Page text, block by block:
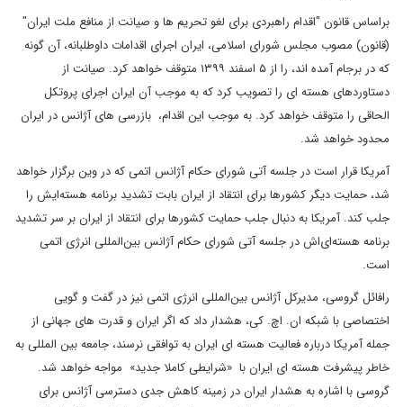
براساس قانون "اقدام راهبردی برای لغو تحریم ها و صیانت از منافع ملت ایران"
(قانون) مصوب مجلس شورای اسلامی، ایران اجرای اقدامات داوطلبانه، آن گونه
که در برجام آمده اند، را از ۵ اسفند ۱۳۹۹ متوقف خواهد کرد. صیانت از
دستاوردهای هسته ای را تصویب کرد که به موجب آن ایران اجرای پروتکل
الحاقی را متوقف خواهد کرد. به موجب این اقدام، بازرسی های آژانس در ایران
محدود خواهد شد.
آمریکا قرار است در جلسه آتی شورای حکام آژانس اتمی که در وین برگزار خواهد
شد، حمایت دیگر کشورها برای انتقاد از ایران بابت تشدید برنامه هسته‌ایش را
جلب کند. آمریکا به دنبال جلب حمایت کشورها برای انتقاد از ایران بر سر تشدید
برنامه هسته‌ای‌اش در جلسه آتی شورای حکام آژانس بین‌المللی انرژی اتمی
است.
رافائل گروسی، مدیرکل آژانس بین‌المللی انرژی اتمی نیز در گفت و گویی
اختصاصی با شبکه ان. اچ. کی، هشدار داد که اگر ایران و قدرت های جهانی از
جمله آمریکا درباره فعالیت هسته ای ایران به توافقی نرسند، جامعه بین المللی به
خاطر پیشرفت هسته ای ایران با «شرایطی کاملا جدید» مواجه خواهد شد.
گروسی با اشاره به هشدار ایران در زمینه کاهش جدی دسترسی آژانس برای